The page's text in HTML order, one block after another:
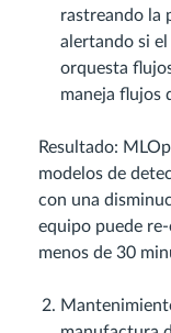
rastreando la
alertando si
orquesta
maneja flujos
Resultado:
modelos de
con una
equipo puede
menos de 30